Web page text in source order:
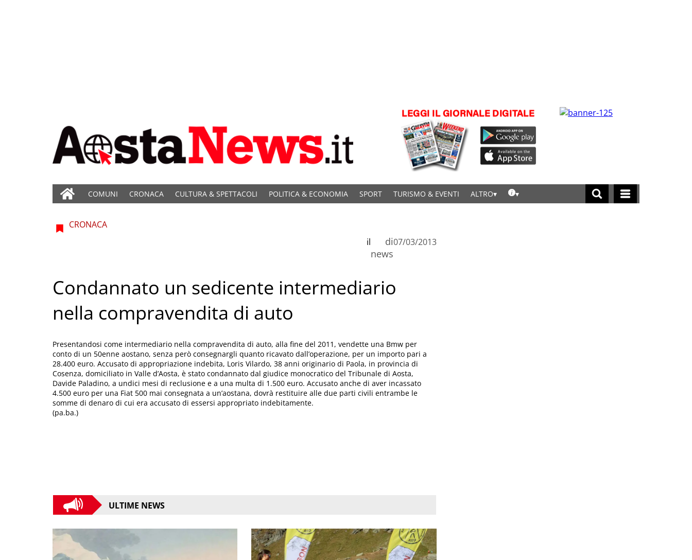
COMUNI CRONACA CULTURA & SPETTACOLI POLITICA & ECONOMIA SPORT TURISMO & EVENTI ALTRO
CRONACA
di
news
il 07/03/2013
Condannato un sedicente intermediario
nella compravendita di auto
Presentandosi come intermediario nella compravendita di auto, alla fine del 2011, vendette una Bmw per
conto di un 50enne aostano, senza però consegnargli quanto ricavato dall’operazione, per un importo pari a
28.400 euro. Accusato di appropriazione indebita, Loris Vilardo, 38 anni originario di Paola, in provincia di
Cosenza, domiciliato in Valle d’Aosta, è stato condannato dal giudice monocratico del Tribunale di Aosta,
Davide Paladino, a undici mesi di reclusione e a una multa di 1.500 euro. Accusato anche di aver incassato
4.500 euro per una Fiat 500 mai consegnata a un’aostana, dovrà restituire alle due parti civili entrambe le
somme di denaro di cui era accusato di essersi appropriato indebitamente.
(pa.ba.)
ULTIME NEWS